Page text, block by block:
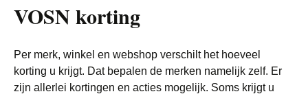
VOSN korting
Per merk, winkel en webshop verschilt het hoeveel
korting u krijgt. Dat bepalen de merken namelijk zelf. Er
zijn allerlei kortingen en acties mogelijk. Soms krijgt u